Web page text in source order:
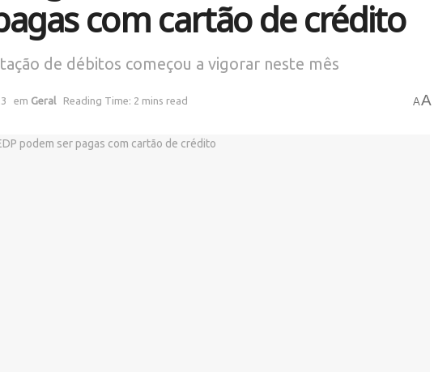
com cartão de crédito
de débitos começou a vigorar neste mês
em Geral Reading Time: 2 mins read AA